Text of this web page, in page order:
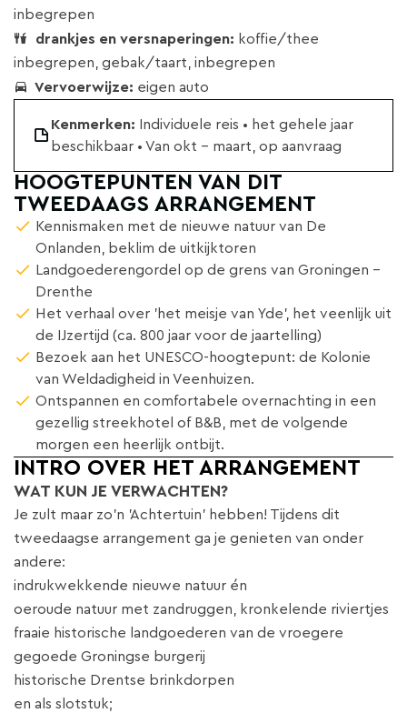
inbegrepen
drankjes en versnaperingen: koffie/thee
inbegrepen, gebak/taart, inbegrepen
Vervoerwijze: eigen auto
Kenmerken: Individuele reis • het gehele jaar
beschikbaar • Van okt - maart, op aanvraag
HOOGTEPUNTEN VAN DIT
TWEEDAAGS ARRANGEMENT
Kennismaken met de nieuwe natuur van De
Onlanden, beklim de uitkijktoren
Landgoederengordel op de grens van Groningen -
Drenthe
Het verhaal over 'het meisje van Yde', het veenlijk uit
de IJzertijd (ca. 800 jaar voor de jaartelling)
Bezoek aan het UNESCO-hoogtepunt: de Kolonie
van Weldadigheid in Veenhuizen.
Ontspannen en comfortabele overnachting in een
gezellig streekhotel of B&B, met de volgende
morgen een heerlijk ontbijt.
INTRO OVER HET ARRANGEMENT
WAT KUN JE VERWACHTEN?
Je zult maar zo’n 'Achtertuin' hebben! Tijdens dit
tweedaagse arrangement ga je genieten van onder
andere:
indrukwekkende nieuwe natuur én
oeroude natuur met zandruggen, kronkelende riviertjes
fraaie historische landgoederen van de vroegere
gegoede Groningse burgerij
historische Drentse brinkdorpen
en als slotstuk;